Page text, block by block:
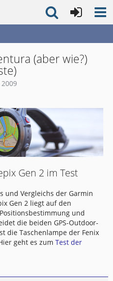
(aber wie?)
Gen 2 im Test
und Vergleichs der Garmin
Gen 2 liegt auf den
und
die beiden GPS-Outdoor-
die Taschenlampe der Fenix
geht es zum Test der